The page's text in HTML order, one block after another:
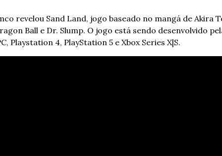
revelou Sand Land, jogo baseado no mangá de Akira
Ball e Dr. Slump. O jogo está sendo desenvolvido
Playstation 4, PlayStation 5 e Xbox Series X|S.